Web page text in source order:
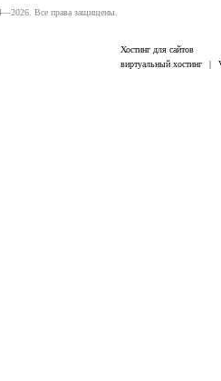
Все права защищены.
Хостинг для сайтов
виртуальный хостинг
|